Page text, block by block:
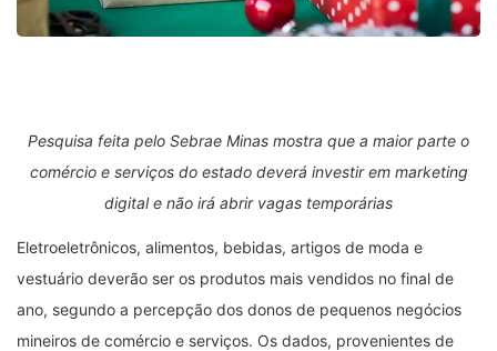
Pesquisa feita pelo Sebrae Minas mostra que a maior parte o
comércio e serviços do estado deverá investir em marketing
digital e não irá abrir vagas temporárias
Eletroeletrônicos, alimentos, bebidas, artigos de moda e
vestuário deverão ser os produtos mais vendidos no final de
ano, segundo a percepção dos donos de pequenos negócios
mineiros de comércio e serviços. Os dados, provenientes de